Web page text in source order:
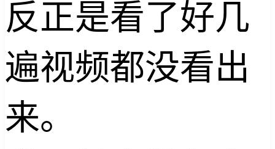
反正是看了好几
遍视频都没看出
来。